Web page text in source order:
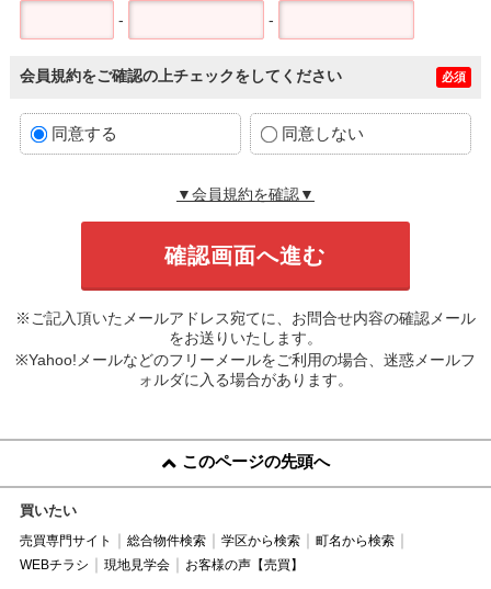
- -
会員規約をご確認の上チェックをしてください 必須
同意する 同意しない
▼会員規約を確認▼
※ご記入頂いたメールアドレス宛てに、お問合せ内容の確認メール
をお送りいたします。
※Yahoo!メールなどのフリーメールをご利用の場合、迷惑メールフ
ォルダに入る場合があります。
このページの先頭へ
買いたい
売買専門サイト 総合物件検索 学区から検索
町名から検索
WEBチラシ
現地見学会 お客様の声【売買】